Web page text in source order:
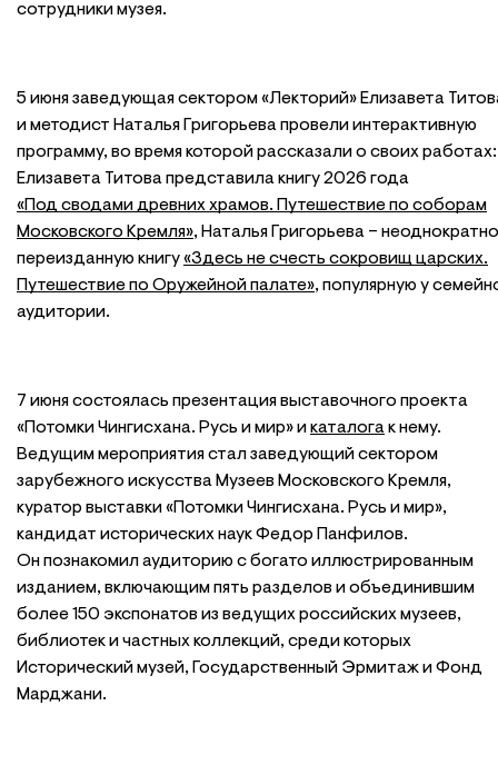
сотрудники музея.
5 июня заведующая сектором «Лекторий» Елизавета
и методист Наталья Григорьева провели интерактивную
программу, во время которой рассказали о своих работах:
Елизавета Титова представила книгу 2026 года
«Под сводами древних храмов. Путешествие по соборам
Московского Кремля», Наталья Григорьева – неоднократно
переизданную книгу«Здесь не счесть сокровищ царских.
Путешествие по Оружейной палате», популярную у
аудитории.
7 июня состоялась презентация выставочного проекта
«Потомки Чингисхана. Русь и мир» икаталогак нему.
Ведущим мероприятия стал заведующий сектором
зарубежного искусства Музеев Московского Кремля,
куратор выставки «Потомки Чингисхана. Русь и мир»,
кандидат исторических наук Федор Панфилов.
Он познакомил аудиторию с богато иллюстрированным
изданием, включающим пять разделов и объединившим
более 150 экспонатов из ведущих российских музеев,
библиотек и частных коллекций, среди которых
Исторический музей, Государственный Эрмитаж и Фонд
Марджани.